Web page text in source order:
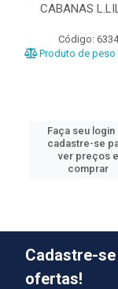
CABANAS
Código: 6334
Produto de peso
Faça seu login
cadastre-se
ver preços e
comprar
Cadastre-
ofertas!